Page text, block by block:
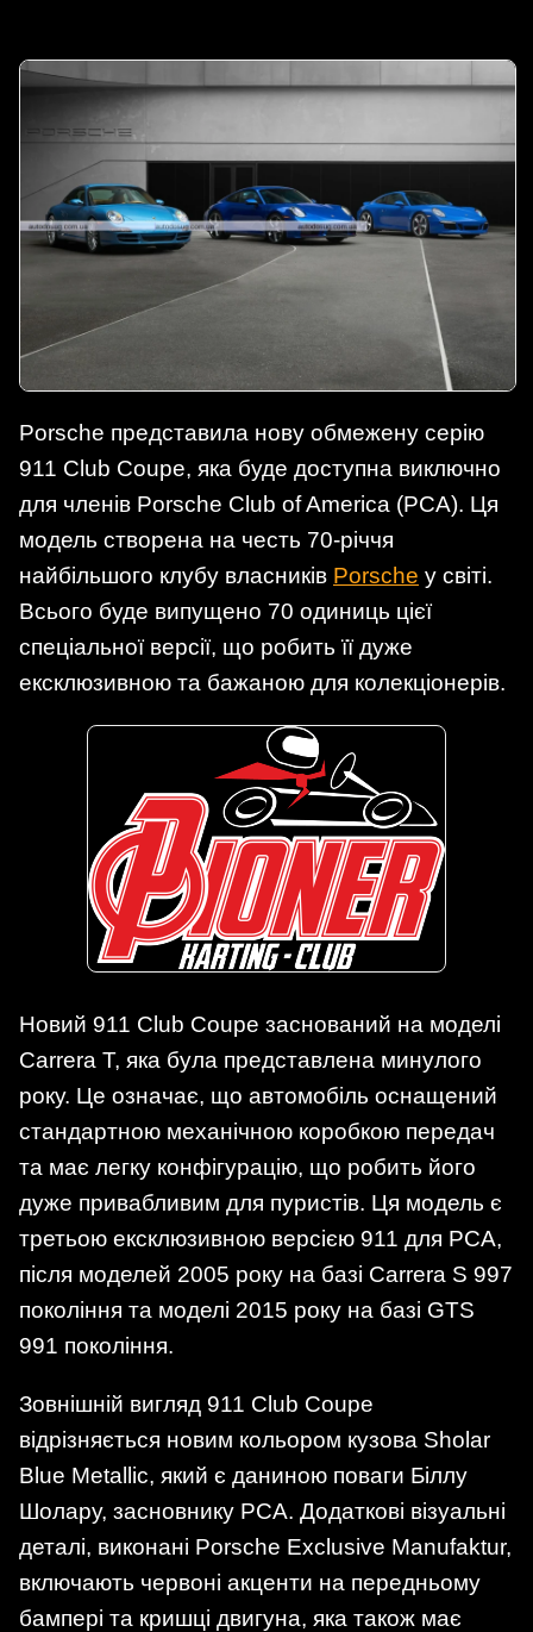
Porsche представила нову обмежену серію
911 Club Coupe, яка буде доступна виключно
для членів Porsche Club of America (PCA). Ця
модель створена на честь 70-річчя
найбільшого клубу власників Porsche у світі.
Всього буде випущено 70 одиниць цієї
спеціальної версії, що робить її дуже
ексклюзивною та бажаною для колекціонерів.
Новий 911 Club Coupe заснований на моделі
Carrera T, яка була представлена минулого
року. Це означає, що автомобіль оснащений
стандартною механічною коробкою передач
та має легку конфігурацію, що робить його
дуже привабливим для пуристів. Ця модель є
третьою ексклюзивною версією 911 для PCA,
після моделей 2005 року на базі Carrera S 997
покоління та моделі 2015 року на базі GTS
991 покоління.
Зовнішній вигляд 911 Club Coupe
відрізняється новим кольором кузова Sholar
Blue Metallic, який є даниною поваги Біллу
Шолару, засновнику PCA. Додаткові візуальні
деталі, виконані Porsche Exclusive Manufaktur,
включають червоні акценти на передньому
бампері та кришці двигуна, яка також має